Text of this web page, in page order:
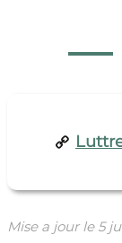
Mise a jour le 5